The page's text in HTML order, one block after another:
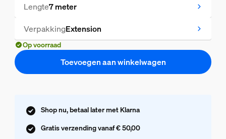
Lengte7 meter
VerpakkingExtension
Op voorraad
Toevoegen aan winkelwagen
Shop nu, betaal later met Klarna
Gratis verzending vanaf € 50,00